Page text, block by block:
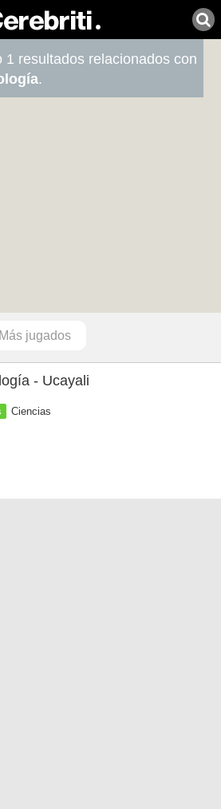
1 resultados relacionados con
.
Más jugados
- Ucayali
Ciencias